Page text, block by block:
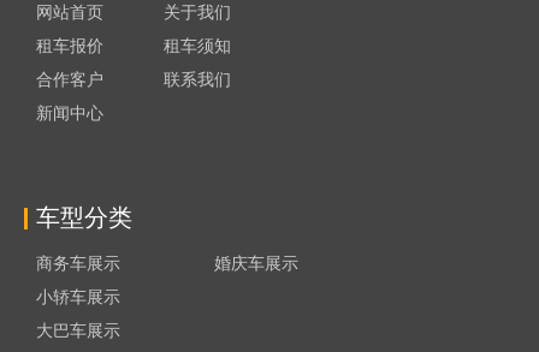
网站首页
租车报价
合作客户
新闻中心
关于我们
租车须知
联系我们
车型分类
商务车展示
小轿车展示
大巴车展示
婚庆车展示